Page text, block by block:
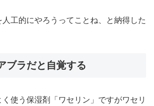
工的にやろうってことね、と納得した
ブラだと自覚する
使う保湿剤「ワセリン」ですがワセリ